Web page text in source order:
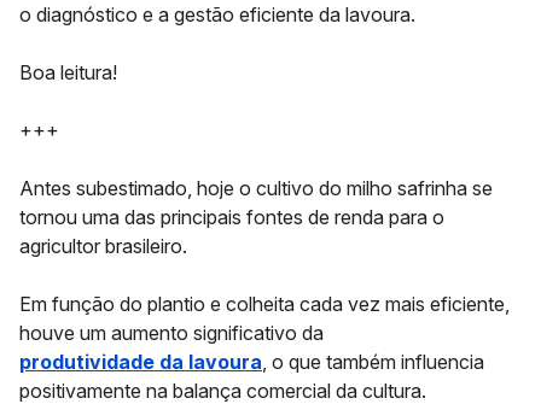
o diagnóstico e a gestão eficiente da lavoura.
Boa leitura!
+++
Antes subestimado, hoje o cultivo do milho safrinha se
tornou uma das principais fontes de renda para o
agricultor brasileiro.
Em função do plantio e colheita cada vez mais eficiente,
houve um aumento significativo da
produtividade da lavoura , o que também influencia
positivamente na balança comercial da cultura.